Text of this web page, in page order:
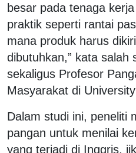
besar pada tenaga
praktik seperti rantai
mana produk harus
dibutuhkan,” kata salah
sekaligus Profesor
Masyarakat di
Dalam studi ini, peneliti
pangan untuk menilai
yang terjadi di Inggris,